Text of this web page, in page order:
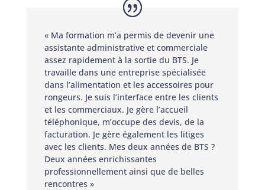
« Ma formation m’a permis de devenir une
assistante administrative et commerciale
assez rapidement à la sortie du BTS. Je
travaille dans une entreprise spécialisée
dans l’alimentation et les accessoires pour
rongeurs. Je suis l’interface entre les clients
et les commerciaux. Je gère l’accueil
téléphonique, m’occupe des devis, de la
facturation. Je gère également les litiges
avec les clients. Mes deux années de BTS ?
Deux années enrichissantes
professionnellement ainsi que de belles
rencontres »